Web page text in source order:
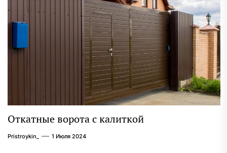
Откатные ворота с калиткой
Pristroykin_ 1 Июля 2024